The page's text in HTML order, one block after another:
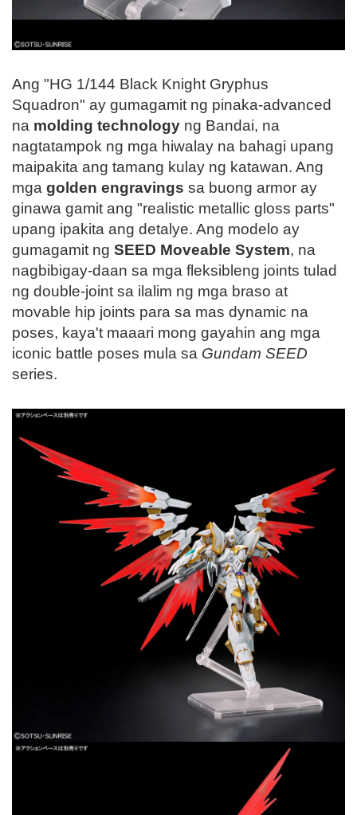
Ang "HG 1/144 Black Knight Gryphus
Squadron" ay gumagamit ng pinaka-advanced
na molding technology ng Bandai, na
nagtatampok ng mga hiwalay na bahagi upang
maipakita ang tamang kulay ng katawan. Ang
mga golden engravings sa buong armor ay
ginawa gamit ang "realistic metallic gloss parts"
upang ipakita ang detalye. Ang modelo ay
gumagamit ng SEED Moveable System, na
nagbibigay-daan sa mga fleksibleng joints tulad
ng double-joint sa ilalim ng mga braso at
movable hip joints para sa mas dynamic na
poses, kaya't maaari mong gayahin ang mga
iconic battle poses mula sa Gundam SEED
series.